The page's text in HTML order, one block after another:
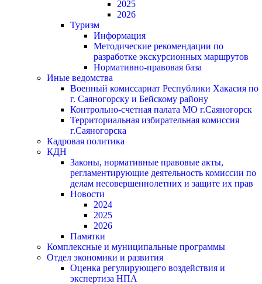
2025
2026
Туризм
Информация
Методические рекомендации по
разработке экскурсионных маршрутов
Нормативно-правовая база
Иные ведомства
Военный комиссариат Республики Хакасия по
г. Саяногорску и Бейскому району
Контрольно-счетная палата МО г.Саяногорск
Территориальная избирательная комиссия
г.Саяногорска
Кадровая политика
КДН
Законы, нормативные правовые акты,
регламентирующие деятельность комиссии по
делам несовершеннолетних и защите их прав
Новости
2024
2025
2026
Памятки
Комплексные и муниципальные программы
Отдел экономики и развития
Оценка регулирующего воздействия и
экспертиза НПА